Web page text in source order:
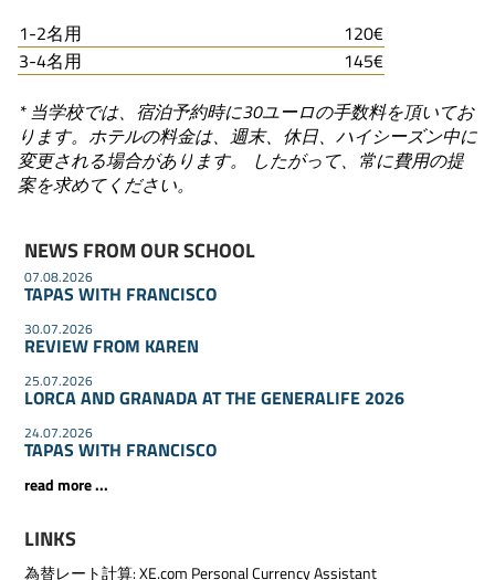
1-2名用
120€
3-4名用
145€
* 当学校では、宿泊予約時に30ユーロの手数料を頂いてお
ります。ホテルの料金は、週末、休日、ハイシーズン中に
変更される場合があります。 したがって、常に費用の提
案を求めてください。
NEWS FROM OUR SCHOOL
07.08.2026
TAPAS WITH FRANCISCO
30.07.2026
REVIEW FROM KAREN
25.07.2026
LORCA AND GRANADA AT THE GENERALIFE 2026
24.07.2026
TAPAS WITH FRANCISCO
read more ...
LINKS
為替レート計算:XE.com Personal Currency Assistant